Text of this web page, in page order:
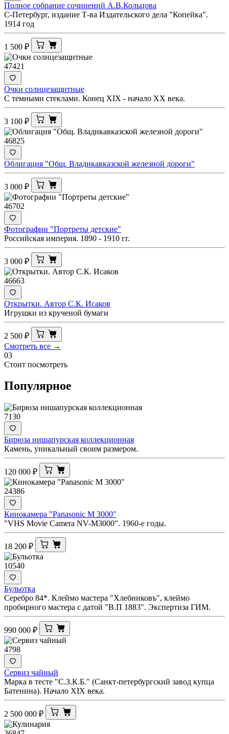
Полное собрание сочинений А.В.Кольцова
С-Петербург, издание Т-ва Издательского дела "Копейка".
1914 год
1 500 ₽
47421
Очки солнцезащитные
С темными стеклами. Конец XIX - начало ХХ века.
3 100 ₽
46825
Облигация "Общ. Владикавказской железной дороги"
3 000 ₽
46702
Фотографии "Портреты детские"
Российская империя. 1890 - 1910 гг.
3 000 ₽
46663
Открытки. Автор С.К. Исаков
Игрушки из крученой бумаги
2 500 ₽
Смотреть все →
03
Стоит посмотреть
Популярное
7130
Бирюза нишапурская коллекционная
Камень, уникальный своим размером.
120 000 ₽
24386
Кинокамера "Panasonic M 3000"
"VHS Movie Camera NV-M3000". 1960-е годы.
18 200 ₽
10540
Бульотка
Серебро 84*. Клеймо мастера "Хлебниковъ", клеймо
пробирного мастера с датой "В.П 1883". Экспертиза ГИМ.
990 000 ₽
4798
Сервиз чайный
Марка в тесте "С.З.К.Б." (Санкт-петербургский завод купца
Батенина). Начало XIX века.
2 500 000 ₽